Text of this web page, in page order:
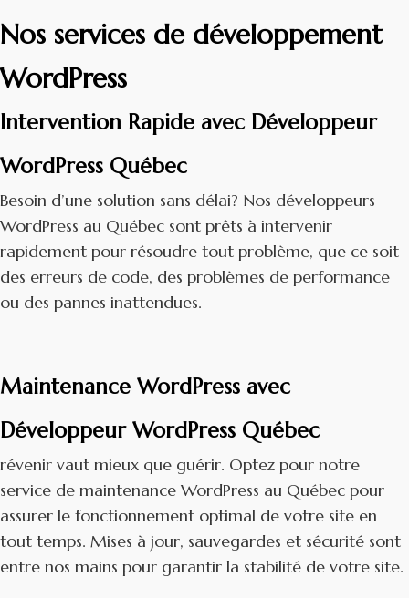
Nos services de développement
WordPress
Intervention Rapide avec Développeur
WordPress Québec
Besoin d’une solution sans délai? Nos développeurs
WordPress au Québec sont prêts à intervenir
rapidement pour résoudre tout problème, que ce soit
des erreurs de code, des problèmes de performance
ou des pannes inattendues.
Maintenance WordPress avec
Développeur WordPress Québec
révenir vaut mieux que guérir. Optez pour notre
service de maintenance WordPress au Québec pour
assurer le fonctionnement optimal de votre site en
tout temps. Mises à jour, sauvegardes et sécurité sont
entre nos mains pour garantir la stabilité de votre site.